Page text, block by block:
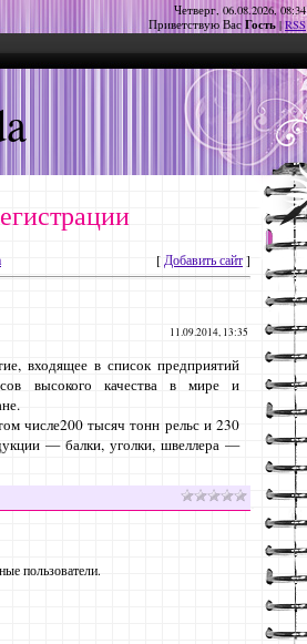
Четверг, 06.08.2026, 08:34
Приветствую Вас Гость | RSS
[ Добавить сайт]
11.09.2014, 13:35
входящее в список предприятий
высокого качества в мире и
числе200 тысяч тонн рельс и 230
— балки, уголки, швеллера —
пользователи.